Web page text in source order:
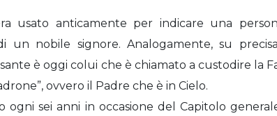
usato anticamente per indicare una
un nobile signore. Analogamente, su
è oggi colui che è chiamato a custodire la
ovvero il Padre che è in Cielo.
ogni sei anni in occasione del Capitolo